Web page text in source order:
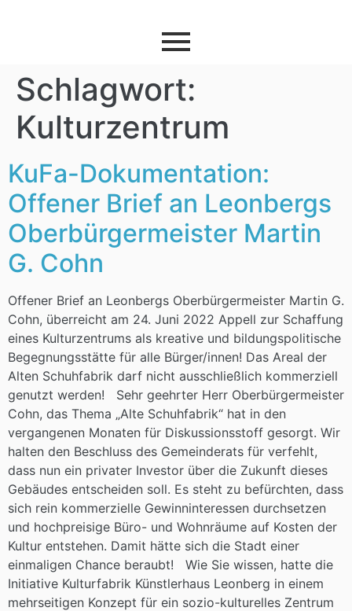
Schlagwort:
Kulturzentrum
KuFa-Dokumentation:
Offener Brief an Leonbergs
Oberbürgermeister Martin
G. Cohn
Offener Brief an Leonbergs Oberbürgermeister Martin G.
Cohn, überreicht am 24. Juni 2022 Appell zur Schaffung
eines Kulturzentrums als kreative und bildungspolitische
Begegnungsstätte für alle Bürger/innen! Das Areal der
Alten Schuhfabrik darf nicht ausschließlich kommerziell
genutzt werden! Sehr geehrter Herr Oberbürgermeister
Cohn, das Thema „Alte Schuhfabrik“ hat in den
vergangenen Monaten für Diskussionsstoff gesorgt. Wir
halten den Beschluss des Gemeinderats für verfehlt,
dass nun ein privater Investor über die Zukunft dieses
Gebäudes entscheiden soll. Es steht zu befürchten, dass
sich rein kommerzielle Gewinninteressen durchsetzen
und hochpreisige Büro- und Wohnräume auf Kosten der
Kultur entstehen. Damit hätte sich die Stadt einer
einmaligen Chance beraubt! Wie Sie wissen, hatte die
Initiative Kulturfabrik Künstlerhaus Leonberg in einem
mehrseitigen Konzept für ein sozio-kulturelles Zentrum